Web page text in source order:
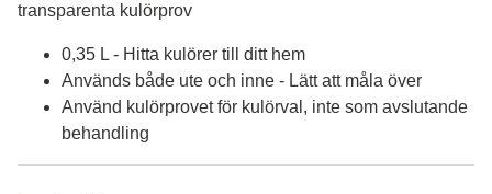
transparenta kulörprov
0,35 L - Hitta kulörer till ditt hem
Används både ute och inne - Lätt att måla över
Använd kulörprovet för kulörval, inte som avslutande
behandling